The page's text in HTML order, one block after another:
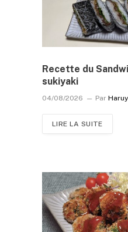
Recette du
sukiyaki
04/08/2026 Par
LIRE LA SUITE